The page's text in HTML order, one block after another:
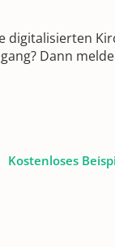
digitalisierten
Dann
Kostenloses